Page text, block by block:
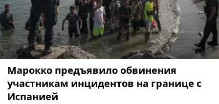
Марокко предъявило обвинения
участникам инцидентов на границе с
Испанией